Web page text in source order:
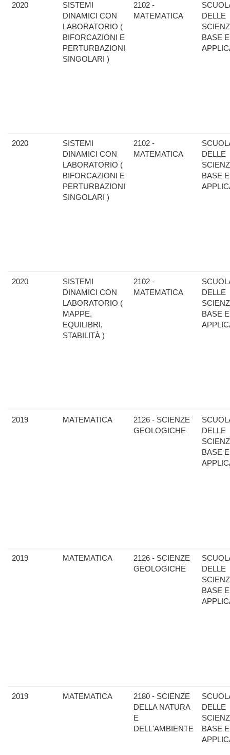
2020
SISTEMI
DINAMICI CON
LABORATORIO (
BIFORCAZIONI E
PERTURBAZIONI
SINGOLARI )
2102 -
MATEMATICA
DELLE
BASE E
2020
SISTEMI
DINAMICI CON
LABORATORIO (
BIFORCAZIONI E
PERTURBAZIONI
SINGOLARI )
2102 -
MATEMATICA
DELLE
BASE E
2020
SISTEMI
DINAMICI CON
LABORATORIO (
MAPPE,
EQUILIBRI,
STABILITÀ )
2102 -
MATEMATICA
DELLE
BASE E
2019 MATEMATICA
2126 - SCIENZE
GEOLOGICHE
DELLE
BASE E
2019 MATEMATICA
2126 - SCIENZE
GEOLOGICHE
DELLE
BASE E
2019 MATEMATICA
2180 - SCIENZE
DELLA NATURA
E
DELL'AMBIENTE
DELLE
BASE E